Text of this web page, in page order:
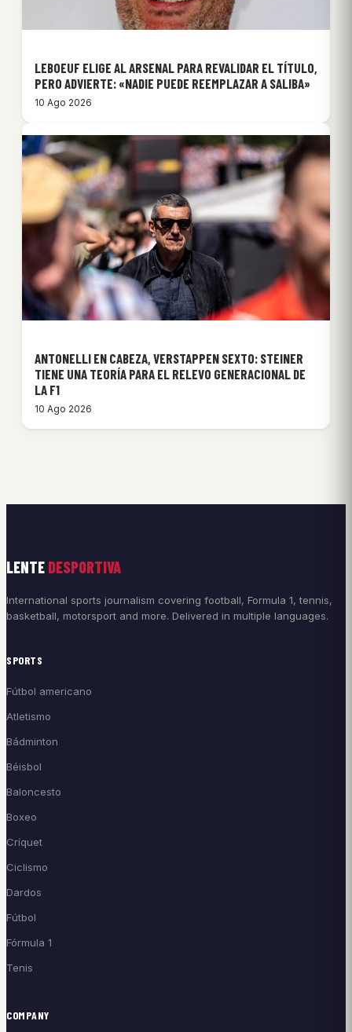
LEBOEUF ELIGE AL ARSENAL PARA REVALIDAR EL TÍTULO,
PERO ADVIERTE: «NADIE PUEDE REEMPLAZAR A SALIBA»
10 Ago 2026
ANTONELLI EN CABEZA, VERSTAPPEN SEXTO: STEINER
TIENE UNA TEORÍA PARA EL RELEVO GENERACIONAL DE
LA F1
10 Ago 2026
LENTE DESPORTIVA
International sports journalism covering football, Formula 1, tennis,
basketball, motorsport and more. Delivered in multiple languages.
SPORTS
Fútbol americano
Atletismo
Bádminton
Béisbol
Baloncesto
Boxeo
Críquet
Ciclismo
Dardos
Fútbol
Fórmula 1
Tenis
COMPANY